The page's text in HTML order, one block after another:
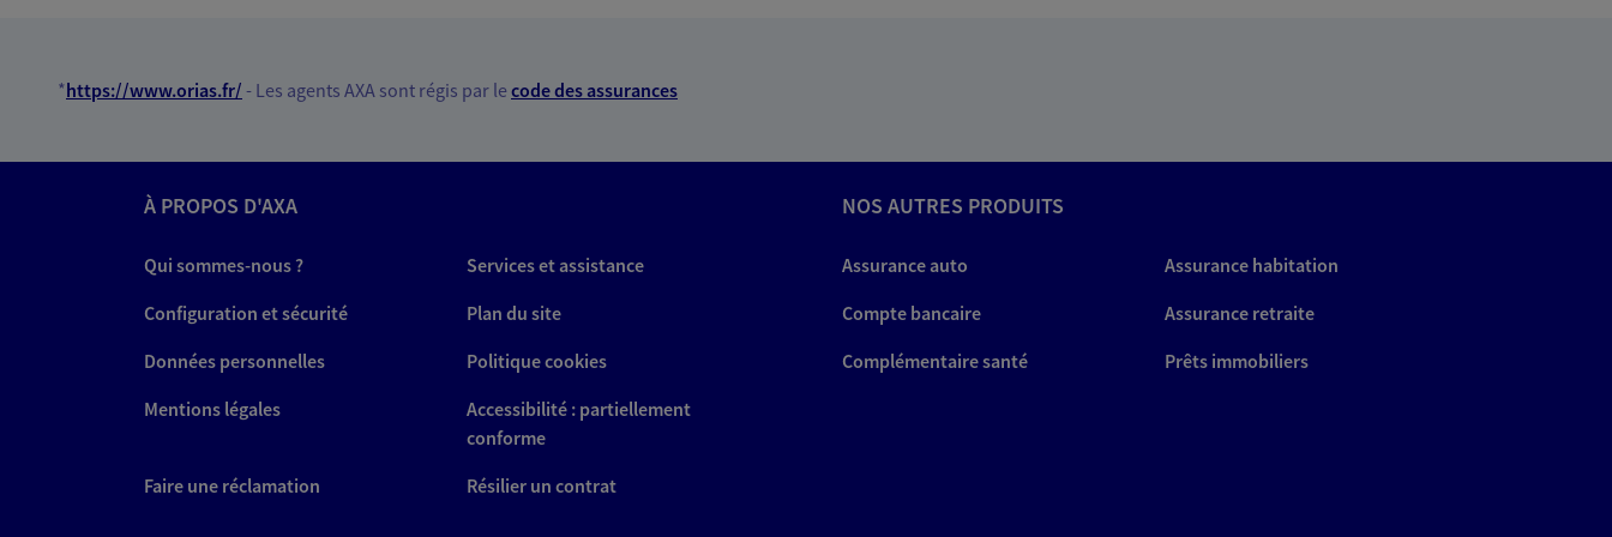
89000 Auxerre
06 65 09 38 66 NOUS CONTACTER
N° Orias * (orias.fr) : 22006586
Jamal Hamidy
Conseiller AXA Epargne et Protection
*https://www.orias.fr/ - Les agents AXA sont régis par lecode des assurances
À PROPOS D'AXA
Qui sommes-nous ?
Services et assistance
Configuration et sécurité
Plan du site
Données personnelles
Politique cookies
Mentions légales
Accessibilité : partiellement
conforme
Faire une réclamation
Résilier un contrat
NOS AUTRES PRODUITS
Assurance auto
Assurance habitation
Compte bancaire
Assurance retraite
Complémentaire santé
Prêts immobiliers